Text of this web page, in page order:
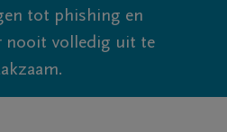
tot phishing en
nooit volledig uit te